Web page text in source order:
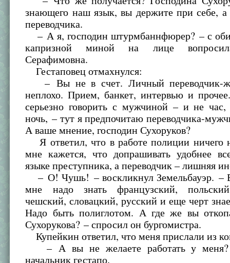
знающего наш язык, вы держите при себе,
переводчика.
– А я, господин штурмбаннфюрер? – с
капризной миной на лице
Серафимовна.
Гестаповец отмахнулся:
– Вы не в счет. Личный переводчик-
неплохо. Прием, банкет, интервью и
серьезно говорить с мужчиной – и не
ночь, – тут я предпочитаю переводчика-
А ваше мнение, господин Сухоруков?
Я ответил, что в работе полиции
мне кажется, что допрашивать удобнее
языке преступника, а переводчик – лишняя
– О! Чушь! – воскликнул Земельбауэр. –
мне надо знать французский,
чешский, словацкий, русский и еще черт
Надо быть полиглотом. А где же вы
Сухорукова? – спросил он бургомистра.
Купейкин ответил, что меня прислали из
– А вы не желаете работать у меня?
начальник гестапо.